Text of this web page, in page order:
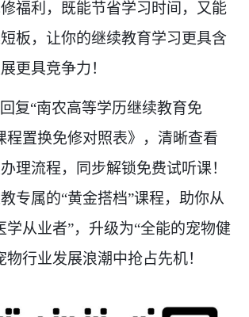
福利，既能节省学习时间，又能
板，让你的继续教育学习更具含
更具竞争力！
复“南农高等学历继续教育免
程置换免修对照表》，清晰查看
理流程，同步解锁免费试听课！
专属的“黄金搭档”课程，助你从
学从业者”，升级为“全能的宠物健
物行业发展浪潮中抢占先机！